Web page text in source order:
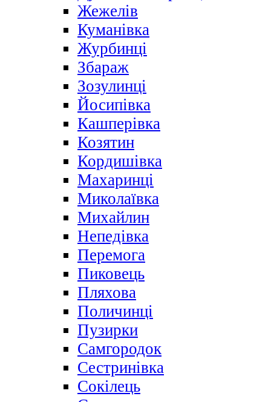
Жежелів
Куманівка
Журбинці
Збараж
Зозулинці
Йосипівка
Кашперівка
Козятин
Кордишівка
Махаринці
Миколаївка
Михайлин
Непедівка
Перемога
Пиковець
Пляхова
Поличинці
Пузирки
Самгородок
Сестринівка
Сокілець